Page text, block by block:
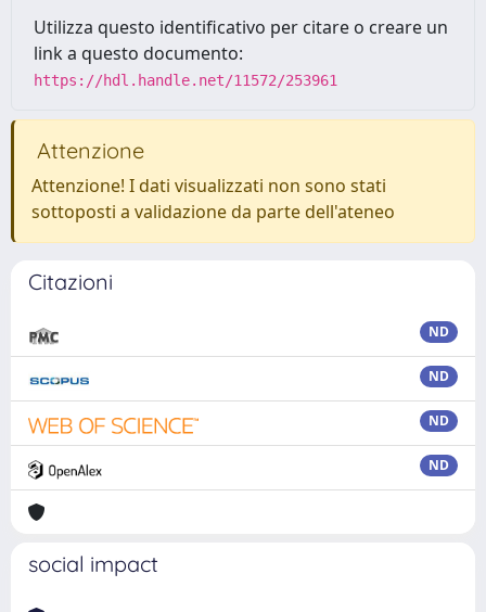
Utilizza questo identificativo per citare o creare un
link a questo documento:
https://hdl.handle.net/11572/253961
Attenzione
Attenzione! I dati visualizzati non sono stati
sottoposti a validazione da parte dell'ateneo
Citazioni
ND
ND
ND
ND
social impact